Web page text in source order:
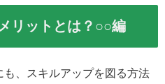
リットとは？○○編
、スキルアップを図る方法